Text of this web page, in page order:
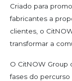
Criado para
fabricantes a
clientes, o
transformar a
O CitNOW Group
fases do percurso